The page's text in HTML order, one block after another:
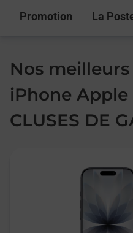
Promotion La
Nos
iPhone Apple
CLUSES DE